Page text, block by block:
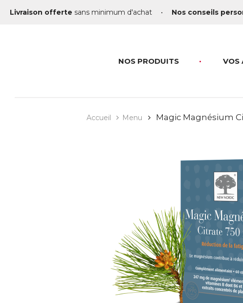
Livraison offerte sans minimum d'achat • Nos conseils
NOS PRODUITS VOS
Accueil Menu Magic Magnésium